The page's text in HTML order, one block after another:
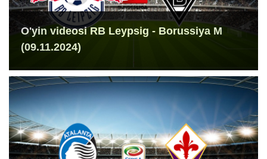
O'yin videosi RB Leypsig - Borussiya M
(09.11.2024)